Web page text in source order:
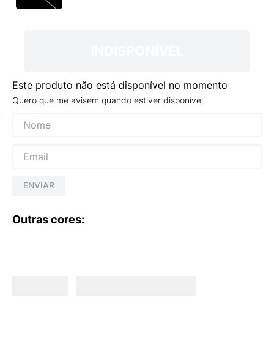
Este produto não está disponível no momento
Quero que me avisem quando estiver disponível
ENVIAR
Outras cores:
VEJA COUNTRY